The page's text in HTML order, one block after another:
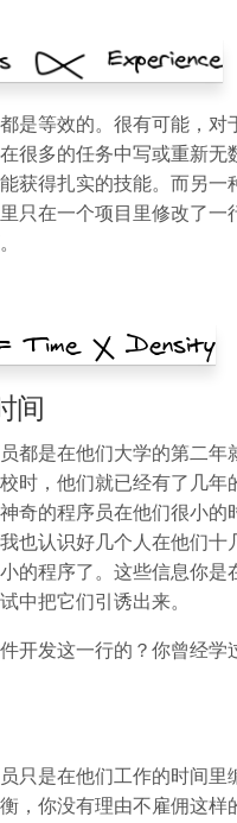
是等效的。 很有可能，对
很多的任务中写或重新无
获得扎实的技能。而另一
只在一个项目里修改了一
间
都是在他们大学的第二年
时，他们就已经有了几年
奇的程序员在他们很小的
也认识好几个人在他们十
的程序了。这些信息你是
中把它们引诱出来。
开发这一行的？你曾经学
只是在他们工作的时间里
，你没有理由不雇佣这样